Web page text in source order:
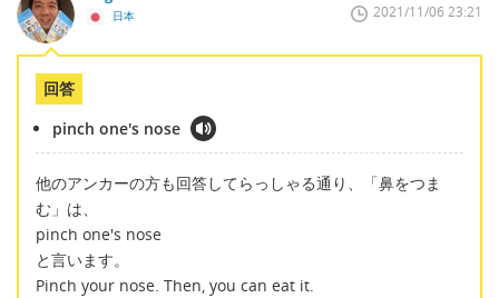
日本 2021/11/06 23:21
回答
pinch one's nose
他のアンカーの方も回答してらっしゃる通り、「鼻をつま
む」は、
pinch one's nose
と言います。
Pinch your nose. Then, you can eat it.